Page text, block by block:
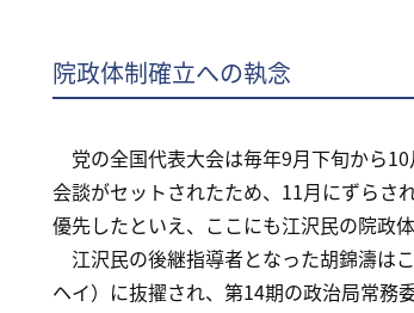
院政体制確立への執念
党の全国代表大会は毎年9月下旬から
会談がセットされたため、11月にずらさ
優先したといえ、ここにも江沢民の院政
江沢民の後継指導者となった胡錦濤は
ヘイ）に抜擢され、第14期の政治局常務